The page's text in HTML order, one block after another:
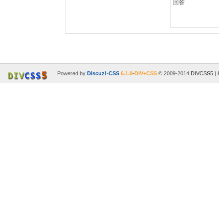
回答
Powered byDiscuz!-CSS 6.1.0-DIV+CSS © 2009-2014 DIVCSS5 |